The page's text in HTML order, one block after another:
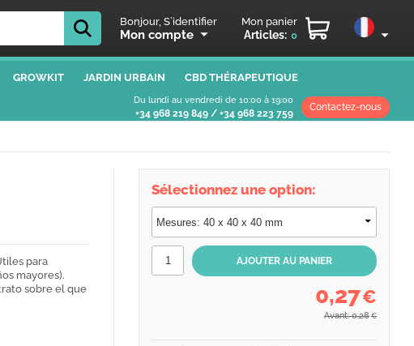
Bonjour, S´identifier
Mon compte
Mon panier
Articles: 0
GROWKIT JARDIN URBAIN CBD THÉRAPEUTIQUE
Du lundi au vendredi de 10:00 à 19:00
+34 968 219 849 / +34 968 223 759
Contactez-nous
para
mayores).
sobre el que
Sélectionnez une option:
0,27€
Avant: 0,28 €